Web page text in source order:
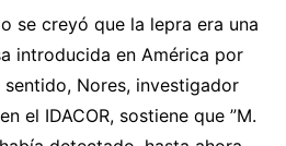
se creyó que la lepra era una
introducida en América por
Nores, investigador
el IDACOR, sostiene que ”M.